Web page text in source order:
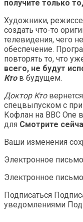
получите только
Художники,
создать что-то
телевидения, чего
обеспечение.
повторять то, что
всего, не будут
Кто в будущем.
Доктор Кто
спецвыпуском с
Кофлан на BBC One
для Смотрите
Ваши изменения
Электронное
Электронное
Подписаться
уведомлениями